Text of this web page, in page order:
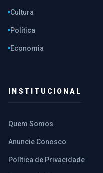
Cultura
Política
Economia
INSTITUCIONAL
Quem Somos
Anuncie Conosco
Política de Privacidade